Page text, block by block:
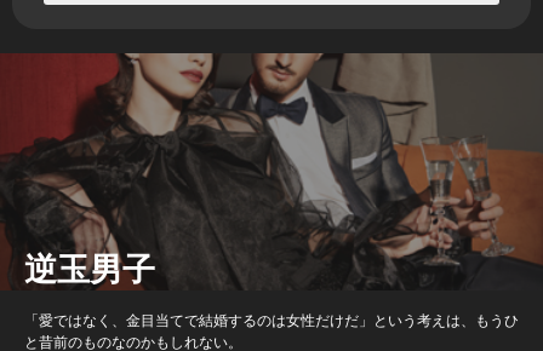
逆玉男子
「愛ではなく、金目当てで結婚するのは女性だけだ」という考えは、もうひ
と昔前のものなのかもしれない。